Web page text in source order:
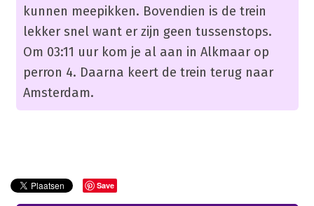
kunnen meepikken. Bovendien is de trein
lekker snel want er zijn geen tussenstops.
Om 03:11 uur kom je al aan in Alkmaar op
perron 4. Daarna keert de trein terug naar
Amsterdam.
Save